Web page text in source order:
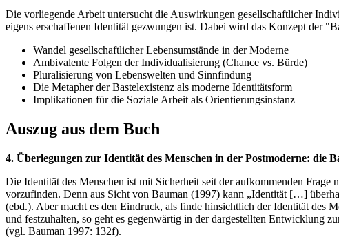
Die vorliegende Arbeit untersucht die Auswirkungen gesellschaftlicher
eigens erschaffenen Identität gezwungen ist. Dabei wird das Konzept der
Wandel gesellschaftlicher Lebensumstände in der Moderne
Ambivalente Folgen der Individualisierung (Chance vs. Bürde)
Pluralisierung von Lebenswelten und Sinnfindung
Die Metapher der Bastelexistenz als moderne Identitätsform
Implikationen für die Soziale Arbeit als Orientierungsinstanz
Auszug aus dem Buch
4. Überlegungen zur Identität des Menschen in der Postmoderne: die
Die Identität des Menschen ist mit Sicherheit seit der aufkommenden
vorzufinden. Denn aus Sicht von Bauman (1997) kann „Identität […]
(ebd.). Aber macht es den Eindruck, als finde hinsichtlich der Identität des
und festzuhalten, so geht es gegenwärtig in der dargestellten Entwicklung
(vgl. Bauman 1997: 132f).